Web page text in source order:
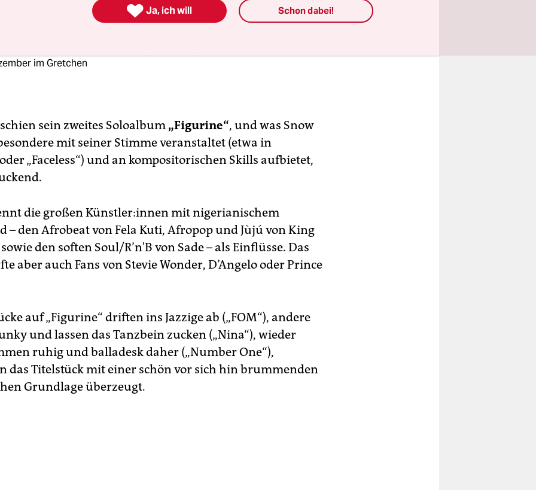
im Gretchen
sein zweites Soloalbum „Figurine“, und was Snow
mit seiner Stimme veranstaltet (etwa in
„Faceless“) und an kompositorischen Skills aufbietet,
die großen Künst­le­r:in­nen mit nigerianischem
– den Afrobeat von Fela Kuti, Afropop und Jùjú von King
den soften Soul/R’n'B von Sade – als Einflüsse. Das
aber auch Fans von Stevie Wonder, D’Angelo oder Prince
auf „Figurine“ driften ins Jazzige ab („FOM“), andere
und lassen das Tanzbein zucken („Nina“), wieder
ruhig und balladesk daher („Number One“),
das Titelstück mit einer schön vor sich hin brummenden
Grundlage überzeugt.
 Ja, ich will Schon dabei!